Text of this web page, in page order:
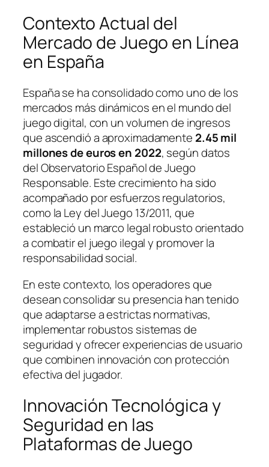
Contexto Actual del
Mercado de Juego en Línea
en España
España se ha consolidado como uno de los
mercados más dinámicos en el mundo del
juego digital, con un volumen de ingresos
que ascendió a aproximadamente 2.45 mil
millones de euros en 2022, según datos
del Observatorio Español de Juego
Responsable. Este crecimiento ha sido
acompañado por esfuerzos regulatorios,
como la Ley del Juego 13/2011, que
estableció un marco legal robusto orientado
a combatir el juego ilegal y promover la
responsabilidad social.
En este contexto, los operadores que
desean consolidar su presencia han tenido
que adaptarse a estrictas normativas,
implementar robustos sistemas de
seguridad y ofrecer experiencias de usuario
que combinen innovación con protección
efectiva del jugador.
Innovación Tecnológica y
Seguridad en las
Plataformas de Juego